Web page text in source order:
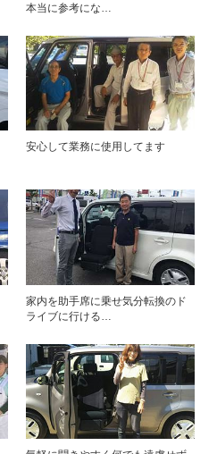
本当に参考にな…
安心して業務に使用してます
家内を助手席に乗せ気分転換のド
ライブに行ける…